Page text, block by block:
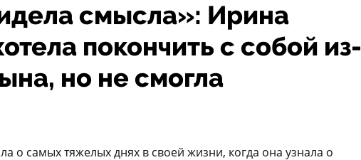
смысла»: Ирина
покончить с собой из-
но не смогла
о самых тяжелых днях в своей жизни, когда она узнала о